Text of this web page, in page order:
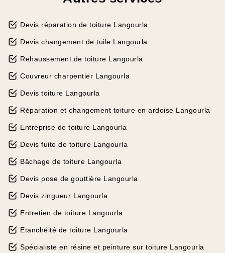
Devis réparation de toiture Langourla
Devis changement de tuile Langourla
Rehaussement de toiture Langourla
Couvreur charpentier Langourla
Devis toiture Langourla
Réparation et changement toiture en ardoise Langourla
Entreprise de toiture Langourla
Devis fuite de toiture Langourla
Bâchage de toiture Langourla
Devis pose de gouttière Langourla
Devis zingueur Langourla
Entretien de toiture Langourla
Etanchéité de toiture Langourla
Spécialiste en résine et peinture sur toiture Langourla